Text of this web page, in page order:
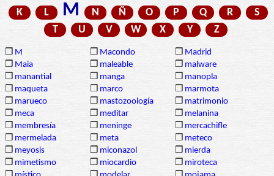
K
L M N Ñ O P Q R
S
T
U V W X Y Z
❒ M ❒ Macondo ❒ Madrid
❒ Maia ❒ maleable ❒ malware
❒ manantial ❒ manga ❒ manopla
❒ maqueta ❒ marco ❒ marmota
❒ marueco ❒ mastozoología ❒ matrimonio
❒ meca ❒ meditar ❒ melanina
❒ membresía ❒ meninge ❒ mercachifle
❒ mermelada ❒ meta ❒ meteco
❒ meyosis ❒ miconazol ❒ mierda
❒ mimetismo ❒ miocardio ❒ miroteca